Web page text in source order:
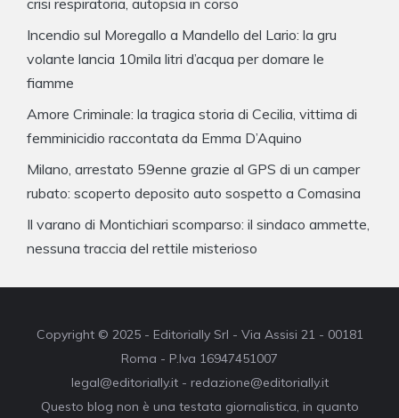
Incendio sul Moregallo a Mandello del Lario: la gru
volante lancia 10mila litri d’acqua per domare le
fiamme
Amore Criminale: la tragica storia di Cecilia, vittima di
femminicidio raccontata da Emma D’Aquino
Milano, arrestato 59enne grazie al GPS di un camper
rubato: scoperto deposito auto sospetto a Comasina
Il varano di Montichiari scomparso: il sindaco ammette,
nessuna traccia del rettile misterioso
Copyright © 2025 - Editorially Srl - Via Assisi 21 - 00181
Roma - P.Iva 16947451007
legal@editorially.it - redazione@editorially.it
Questo blog non è una testata giornalistica, in quanto